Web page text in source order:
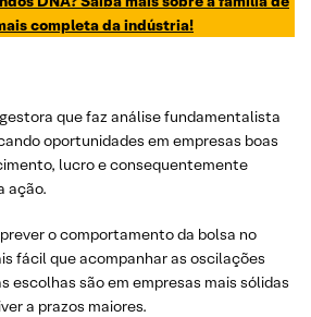
completa da indústria!
que faz análise fundamentalista
oportunidades em empresas boas
lucro e consequentemente
ação.
o comportamento da bolsa no
fácil que acompanhar as oscilações
escolhas são em empresas mais sólidas
a prazos maiores.